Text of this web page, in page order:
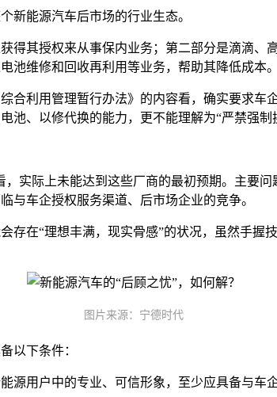
新能源汽车后市场的行业生态。
得其授权来从事保内业务；第二部分是滴滴、
池维修和回收再利用等业务，帮助其降低成本。
合利用管理暂行办法》的内容看，确实要求
、以修代换的能力，更不能理解为“严禁强制
实际上未能达到这些厂商的最初预期。主要
与车企授权服务渠道、后市场企业的竞争。
存在“理想丰满，现实骨感”的状况，虽然手
图片来源：宁德时代
以下条件：
用户中的专业、可信形象，至少应具备与车